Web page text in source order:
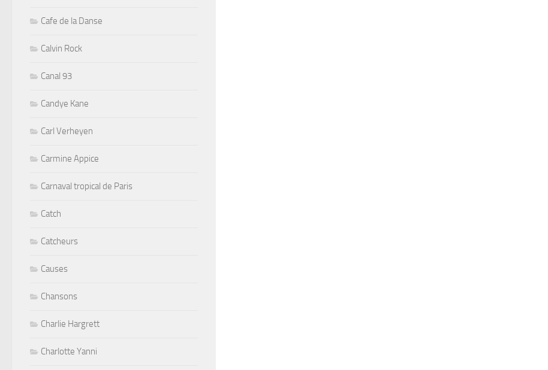
Cafe de la Danse
Calvin Rock
Canal 93
Candye Kane
Carl Verheyen
Carmine Appice
Carnaval tropical de Paris
Catch
Catcheurs
Causes
Chansons
Charlie Hargrett
Charlotte Yanni